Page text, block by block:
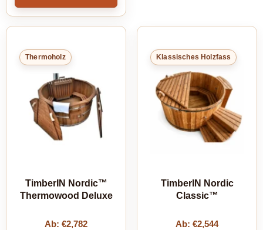
Thermoholz
TimberIN Nordic™
Thermowood Deluxe
Ab: €2,782
Klassisches Holzfass
TimberIN Nordic
Classic™
Ab: €2,544